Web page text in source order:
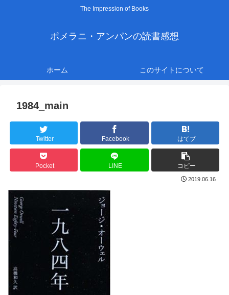
The Impression of Books
ポメラニ・アンパンの読書感想
ホーム このサイトについて
1984_main
Twitter Facebook はてブ
Pocket LINE コピー
2019.06.16